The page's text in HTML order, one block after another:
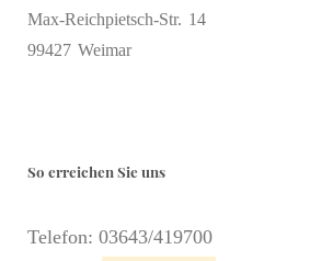
Max-Reichpietsch-Str. 14
99427 Weimar
So erreichen Sie uns
Telefon: 03643/419700